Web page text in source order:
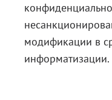
модификации в
информатизации.